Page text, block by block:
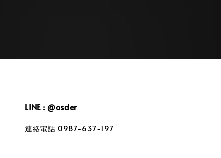
LINE : @osder
連絡電話 0987-637-197